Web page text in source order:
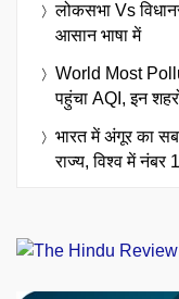
लोकसभा Vs
आसान भाषा में
World Most
पहुंचा AQI, इन
भारत में अंगूर का
राज्य, विश्व में नंबर